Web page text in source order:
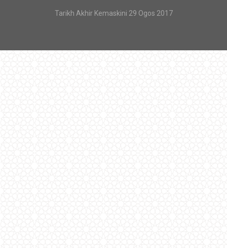
Tarikh Akhir Kemaskini 29 Ogos 2017